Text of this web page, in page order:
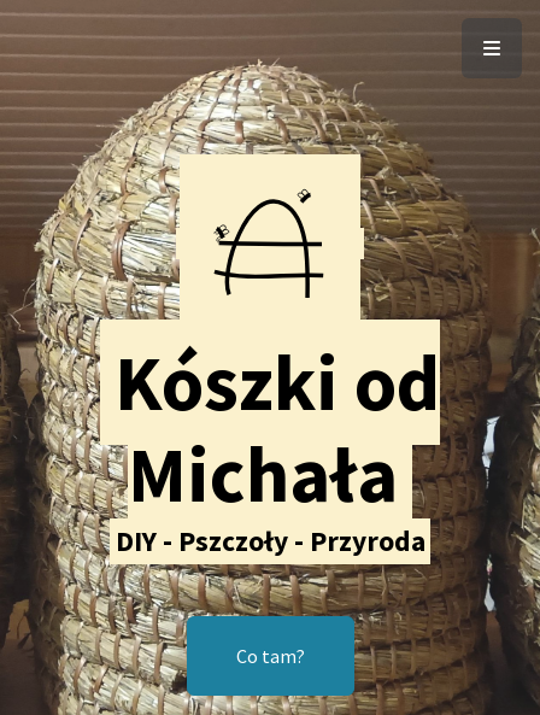
Kószki od
Michała
DIY - Pszczoły - Przyroda
Co tam?